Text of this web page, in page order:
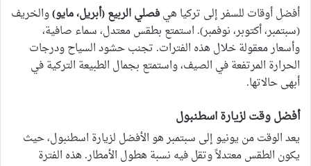
أفضل أوقات للسفر إلى تركيا هيفصلي الربيع (أبريل، مايو)والخريف
(سبتمبر، أكتوبر، نوفمبر). استمتع بطقس معتدل، سماء صافية،
وأسعار معقولة خلال هذه الفترات. تجنب حشود السياح ودرجات
الحرارة المرتفعة في الصيف، واستمتع بجمال الطبيعة التركية في
أبهى حالاتها.
أفضل وقت لزيارة اسطنبول
يعد الوقت من يونيو إلى سبتمبر هو الأفضل لزيارة اسطنبول، حيث
يكون الطقس معتدلاً وتقل فيه نسبة هطول الأمطار. هذه الفترة